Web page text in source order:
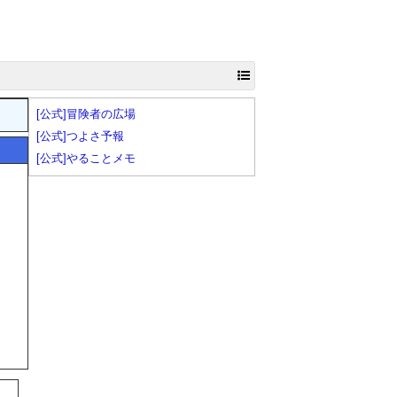
[公式]冒険者の広場
[公式]つよさ予報
[公式]やることメモ